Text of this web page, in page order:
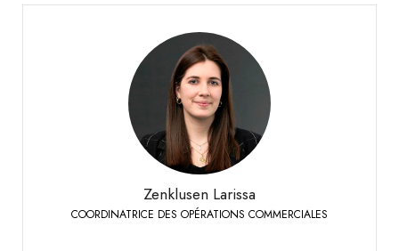
Zenklusen Larissa
COORDINATRICE DES OPÉRATIONS COMMERCIALES
Zenklusen Larissa
COORDINATRICE DES OPÉRATIONS COMMERCIALES
Sierre
Téléphone:
+41 27 451 25 49